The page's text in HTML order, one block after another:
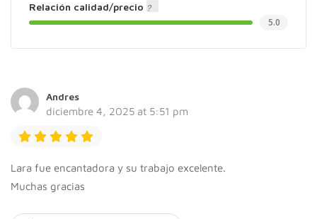
Relación calidad/precio
5.0
Andres
diciembre 4, 2025 at 5:51 pm
Lara fue encantadora y su trabajo excelente.
Muchas gracias